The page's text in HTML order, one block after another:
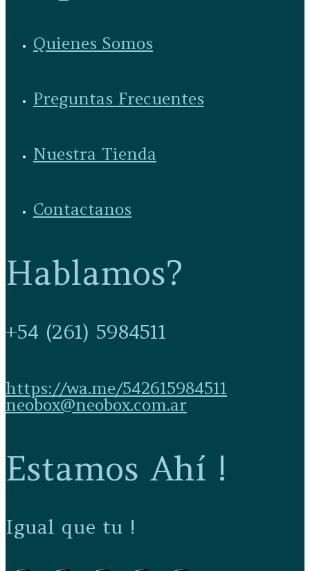
Quienes Somos
Preguntas Frecuentes
Nuestra Tienda
Contactanos
Hablamos?
+54 (261) 5984511
https://wa.me/542615984511
neobox@neobox.com.ar
Estamos Ahí !
Igual que tu !